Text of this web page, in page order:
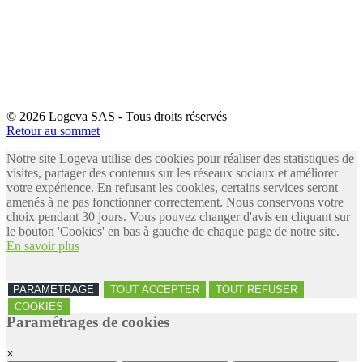
© 2026 Logeva SAS - Tous droits réservés
Retour au sommet
Notre site Logeva utilise des cookies pour réaliser des statistiques de
visites, partager des contenus sur les réseaux sociaux et améliorer
votre expérience. En refusant les cookies, certains services seront
amenés à ne pas fonctionner correctement. Nous conservons votre
choix pendant 30 jours. Vous pouvez changer d'avis en cliquant sur
le bouton 'Cookies' en bas à gauche de chaque page de notre site.
En savoir plus
PARAMETRAGE TOUT ACCEPTER
TOUT REFUSER
COOKIES
Paramétrages de cookies
×